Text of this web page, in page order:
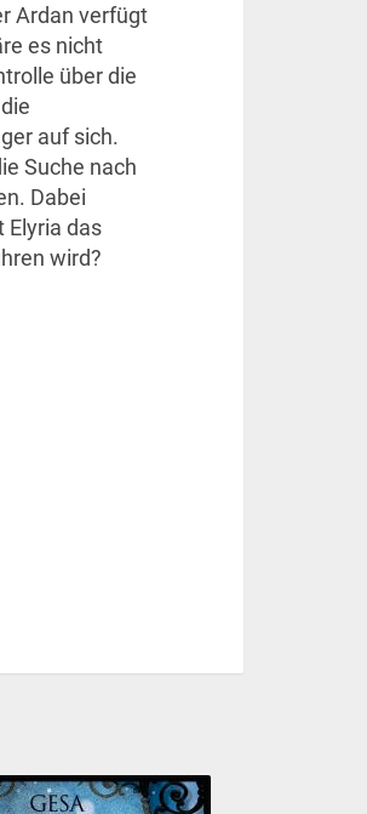
Ardan verfügt
es nicht
über die
auf sich.
Suche nach
Dabei
Elyria das
wird?